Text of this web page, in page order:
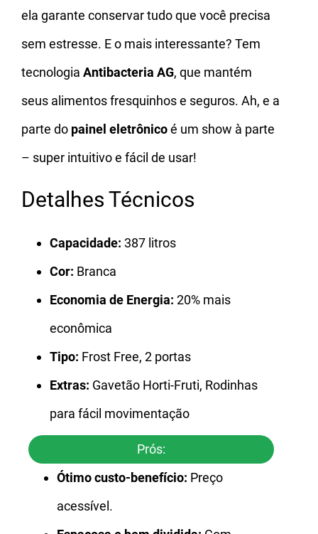
ela garante conservar tudo que você precisa
sem estresse. E o mais interessante? Tem
tecnologia Antibacteria AG, que mantém
seus alimentos fresquinhos e seguros. Ah, e a
parte do painel eletrônicoé um show à parte
– super intuitivo e fácil de usar!
Detalhes Técnicos
Capacidade: 387 litros
Cor: Branca
Economia de Energia: 20% mais
econômica
Tipo: Frost Free, 2 portas
Extras: Gavetão Horti-Fruti, Rodinhas
para fácil movimentação
Prós:
Ótimo custo-benefício: Preço
acessível.